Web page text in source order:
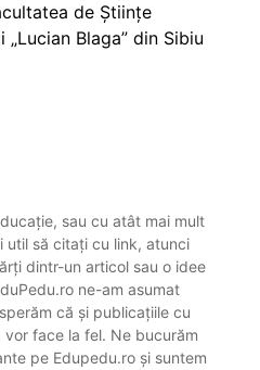
de Științe
Blaga” din Sibiu
sau cu atât mai mult
util să citați cu link, atunci
dintr-un articol sau o idee
ne-am asumat
că și publicațiile cu
face la fel. Ne bucurăm
pe Edupedu.ro și suntem